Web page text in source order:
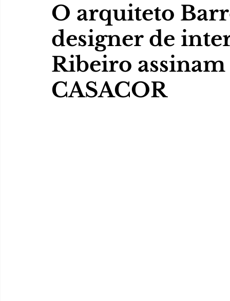
O arquiteto
designer de
Ribeiro
CASACOR